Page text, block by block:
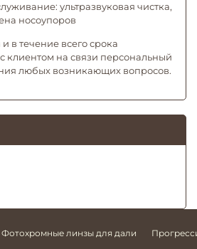
ультразвуковая чистка,
носоупоров
в течение всего срока
клиентом на связи персональный
любых возникающих вопросов.
Фотохромные линзы для дали